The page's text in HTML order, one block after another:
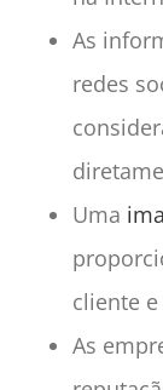
As
redes
Uma
cliente
As